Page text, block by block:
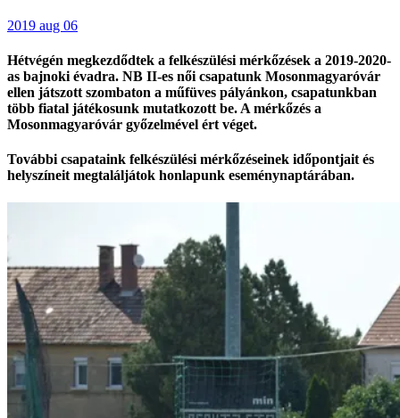
2019 aug 06
Hétvégén megkezdődtek a felkészülési mérkőzések a 2019-2020-
as bajnoki évadra. NB II-es női csapatunk Mosonmagyaróvár
ellen játszott szombaton a műfüves pályánkon, csapatunkban
több fiatal játékosunk mutatkozott be. A mérkőzés a
Mosonmagyaróvár győzelmével ért véget.
További csapataink felkészülési mérkőzéseinek időpontjait és
helyszíneit megtaláljátok honlapunk eseménynaptárában.